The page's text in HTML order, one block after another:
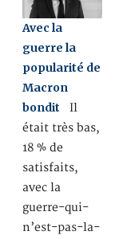
Avec la
guerre la
popularité de
Macron
bondit Il
était très bas,
18 % de
satisfaits,
avec la
guerre-qui-
n’est-pas-la-